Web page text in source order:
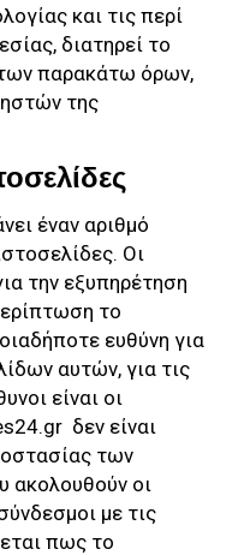
και τις περί
διατηρεί το
παρακάτω όρων,
της
έναν αριθμό
Οι
την εξυπηρέτηση
το
ευθύνη για
αυτών, για τις
είναι οι
δεν είναι
των
οι
με τις
πως το